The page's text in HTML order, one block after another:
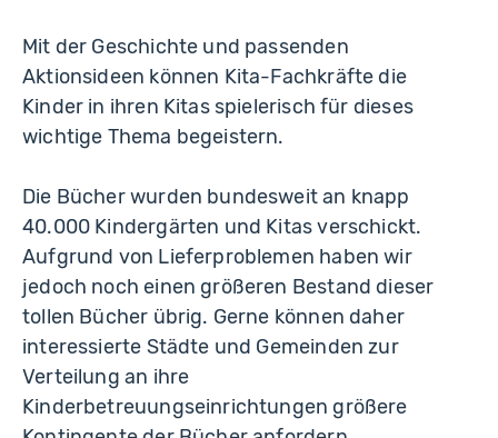
Mit der Geschichte und passenden
Aktionsideen können Kita-Fachkräfte die
Kinder in ihren Kitas spielerisch für dieses
wichtige Thema begeistern.
Die Bücher wurden bundesweit an knapp
40.000 Kindergärten und Kitas verschickt.
Aufgrund von Lieferproblemen haben wir
jedoch noch einen größeren Bestand dieser
tollen Bücher übrig. Gerne können daher
interessierte Städte und Gemeinden zur
Verteilung an ihre
Kinderbetreuungseinrichtungen größere